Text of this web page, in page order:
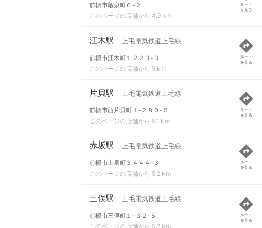
前橋市亀泉町６-２
このページの店舗から 4.9 km
ルート
を見る
江木駅 上毛電気鉄道上毛線
前橋市江木町１２２３-３
このページの店舗から 5 km
ルート
を見る
片貝駅 上毛電気鉄道上毛線
前橋市西片貝町１-２８０-５
このページの店舗から 5.1 km
ルート
を見る
赤坂駅 上毛電気鉄道上毛線
前橋市上泉町３４４４-３
このページの店舗から 5.2 km
ルート
を見る
三俣駅 上毛電気鉄道上毛線
前橋市三俣町１-３２-５
このページの店舗から 5.2 km
ルート
を見る